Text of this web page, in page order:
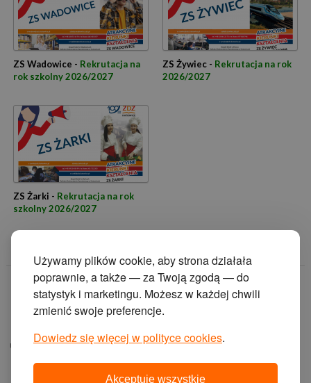
Używamy plików cookie, aby strona działała
poprawnie, a także — za Twoją zgodą — do
statystyk i marketingu. Możesz w każdej chwili
zmienić swoje preferencje.
Dowiedz się więcej w polityce cookies.
Akceptuję wszystkie
ZS Wadowice - Rekrutacja na
rok szkolny 2026/2027
ZS Żywiec - Rekrutacja na rok
2026/2027
ZS Żarki - Rekrutacja na rok
szkolny 2026/2027
© 2014 Zakład
Doskonalenia
Zawodowego w
ul. Krasińskiego 2, 40-